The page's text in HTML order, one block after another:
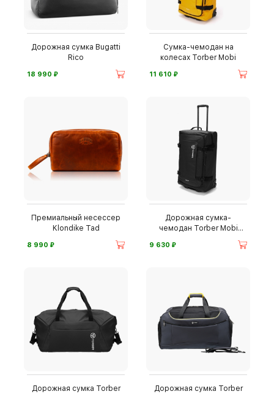
Дорожная сумка Bugatti
Rico
18 990 ⃏
Сумка-чемодан на
колесах Torber Mobi
11 610 ⃏
Премиальный несессер
Klondike Tad
8 990 ⃏
Дорожная сумка-
чемодан Torber Mobi
9 630 ⃏
Дорожная сумка Torber Дорожная сумка Torber